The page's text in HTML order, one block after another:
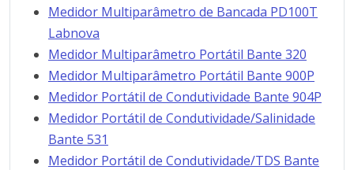
Medidor Multiparâmetro de Bancada PD100T
Labnova
Medidor Multiparâmetro Portátil Bante 320
Medidor Multiparâmetro Portátil Bante 900P
Medidor Portátil de Condutividade Bante 904P
Medidor Portátil de Condutividade/Salinidade
Bante 531
Medidor Portátil de Condutividade/TDS Bante